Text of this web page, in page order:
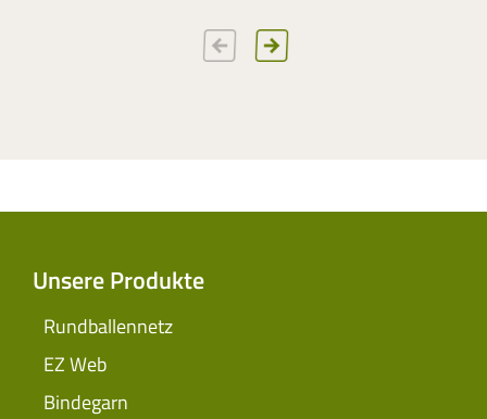
Unsere Produkte
Rundballennetz
EZ Web
Bindegarn